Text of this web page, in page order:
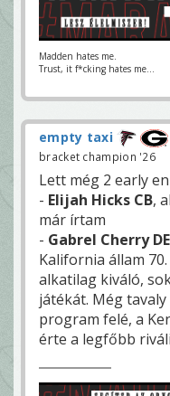
Madden hates me.
Trust, it f*cking hates me...
empty taxi
bracket champion '26
Lett még 2 early
- Elijah Hicks CB,
már írtam
- Gabrel Cherry DE
Kalifornia állam
alkatilag kiváló,
játékát. Még
program felé, a
érte a legfőbb